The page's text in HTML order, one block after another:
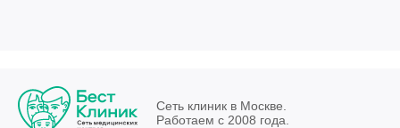
Сеть клиник в Москве.
Работаем с 2008 года.